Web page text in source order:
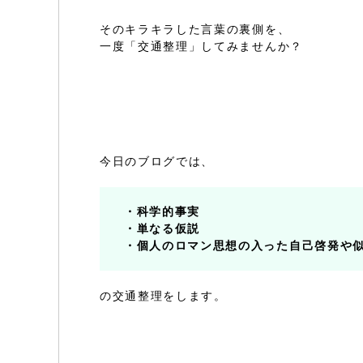
そのキラキラした言葉の裏側を、
一度「交通整理」してみませんか？
今日のブログでは、
・科学的事実
・単なる仮説
・個人のロマン思想の入った自己啓発や
の交通整理をします。